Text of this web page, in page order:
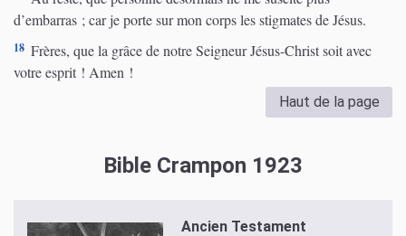
d’embarras ; car je porte sur mon corps les stigmates de Jésus.
18 Frères, que la grâce de notre Seigneur Jésus-Christ soit avec
votre esprit ! Amen !
Haut de la page
Bible Crampon 1923
Ancien Testament